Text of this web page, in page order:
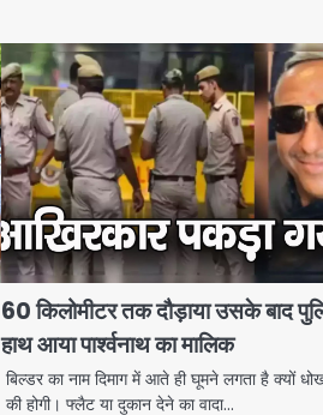
60 किलोमीटर तक दौड़ाया उसके बाद
हाथ आया पार्श्वनाथ का मालिक
बिल्डर का नाम दिमाग में आते ही घूमने लगता है क्यों
की होगी। फ्लैट या दुकान देने का वादा…